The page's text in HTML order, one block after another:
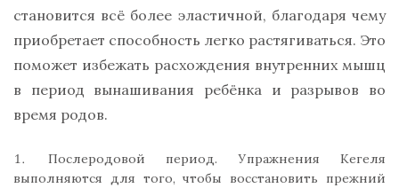
становится всё более эластичной, благодаря чему
приобретает способность легко растягиваться. Это
поможет избежать расхождения внутренних мышц
в период вынашивания ребёнка и разрывов во
время родов.
Послеродовой период. Упражнения Кегеля
выполняются для того, чтобы восстановить прежний